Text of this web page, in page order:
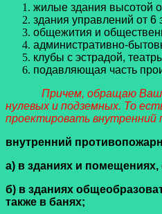
жилые здания высотой
здания управлений от
общежития и
административно-
клубы с эстрадой,
подавляющая часть
Причем, обращаю Ваше
нулевых и подземных. То
проектировать внутренний
внутренний
а) в зданиях и
б) в зданиях
также в банях;